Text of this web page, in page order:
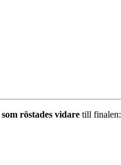
som röstades vidare till finalen: